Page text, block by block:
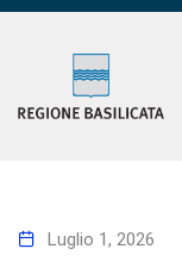
Luglio 1, 2026